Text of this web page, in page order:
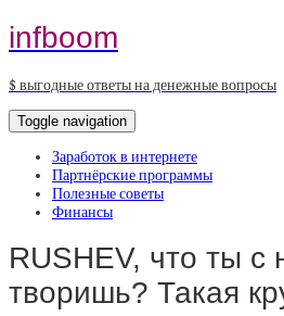
infboom
$ выгодные ответы на денежные вопросы
Toggle navigation
Заработок в интернете
Партнёрские программы
Полезные советы
Финансы
RUSHEV, что ты с
творишь? Такая